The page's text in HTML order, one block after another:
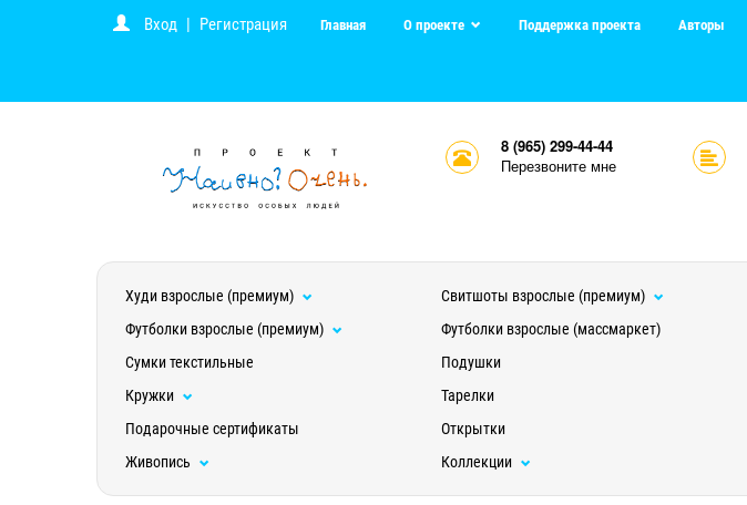
Вход | Регистрация Главная О проекте Поддержка проекта Авторы
8 (965) 299-44-44
Перезвоните мне
Худи взрослые (премиум) Свитшоты взрослые (премиум)
Футболки взрослые (премиум)
Футболки взрослые (массмаркет)
Сумки текстильные
Подушки
Кружки
Тарелки
Подарочные сертификаты
Открытки
Живопись
Коллекции